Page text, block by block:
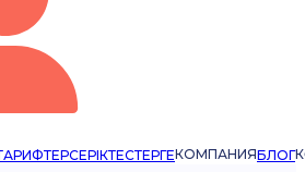
СЕРІКТЕСТЕРГЕКОМПАНИЯБЛОГ